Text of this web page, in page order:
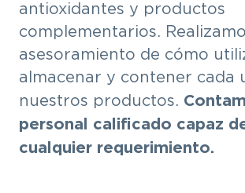
antioxidantes y productos
complementarios.
asesoramiento de cómo
almacenar y contener cada
nuestros productos.
personal calificado capaz
cualquier requerimiento.